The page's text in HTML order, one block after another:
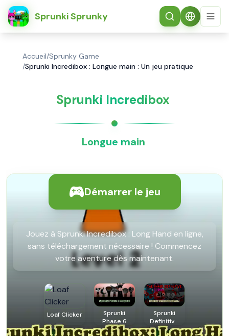
Sprunki Sprunky
简体中文
Accueil/Sprunky Game
/Sprunki Incredibox : Longue main : Un jeu pratique
Sprunki Incredibox
Longue main
Démarrer le jeu
Jouez à Sprunki Incredibox : Long Hand en ligne,
sans téléchargement nécessaire ! Commencez
votre aventure dès maintenant.
Loaf Clicker
Sprunki
Phase 6
Original
Sprunki
Definitive
Phase 4